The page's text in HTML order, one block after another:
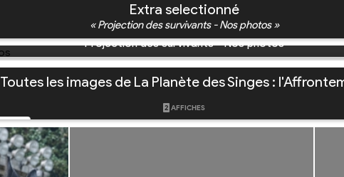
Extra selectionné
« Projection des survivants - Nos photos »
Projection des survivants - Nos photos
Toutes les images de La Planète des Singes :
2 AFFICHES